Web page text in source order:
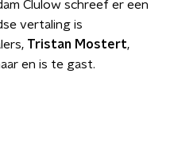
Clulow schreef er een
vertaling is
Tristan Mostert,
en is te gast.